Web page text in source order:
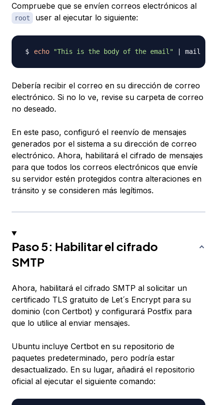
Compruebe que se envíen correos electrónicos al
root user al ejecutar lo siguiente:
echo "This is the body of the email" mail
Debería recibir el correo en su dirección de correo
electrónico. Si no lo ve, revise su carpeta de correo
no deseado.
En este paso, configuró el reenvío de mensajes
generados por el sistema a su dirección de correo
electrónico. Ahora, habilitará el cifrado de mensajes
para que todos los correos electrónicos que envíe
su servidor estén protegidos contra alteraciones en
tránsito y se consideren más legítimos.
Paso 5: Habilitar el cifrado
SMTP
Ahora, habilitará el cifrado SMTP al solicitar un
certificado TLS gratuito de Let´s Encrypt para su
dominio (con Certbot) y configurará Postfix para
que lo utilice al enviar mensajes.
Ubuntu incluye Certbot en su repositorio de
paquetes predeterminado, pero podría estar
desactualizado. En su lugar, añadirá el repositorio
oficial al ejecutar el siguiente comando: